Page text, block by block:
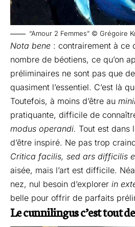
“Amour 2 Femmes” © Grégoire
Nota bene : contrairement à ce
nombre de béotiens, ce qu’on
préliminaires ne sont pas que
quasiment l’essentiel. C’est là
Toutefois, à moins d’être au
pratiquante, difficile de
modus operandi. Tout est dans
d’être inspiré. Ne pas trop
Critica facilis, sed ars difficilis
aisée, mais l’art est difficile.
nez, nul besoin d’explorer in
belle pour offrir de parfaits
Le cunnilingus c’est tout